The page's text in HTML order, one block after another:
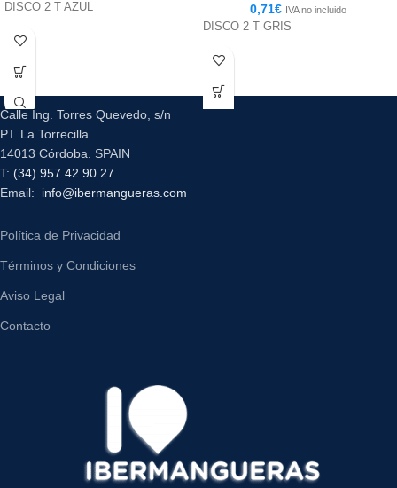
DISCO 2 T AZUL 0,71€ IVA no incluido
DISCO 2 T GRIS
Calle Ing. Torres Quevedo, s/n
P.I. La Torrecilla
14013 Córdoba. SPAIN
T: (34) 957 42 90 27
Email: info@ibermangueras.com
Política de Privacidad
Términos y Condiciones
Aviso Legal
Contacto